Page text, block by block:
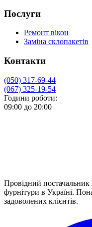
Послуги
Ремонт вікон
Заміна склопакетів
Контакти
(050) 317-69-44
(067) 325-19-54
Години роботи:
09:00 до 20:00
Провідний постачальник
фурнітури в Україні.
задоволених клієнтів.